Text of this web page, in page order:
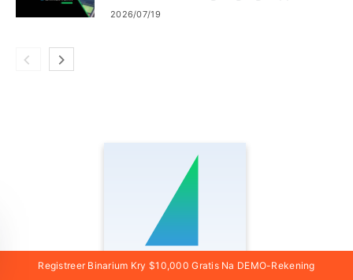
2026/07/19
Registreer Binarium Kry $10,000 Gratis Na DEMO-Rekening